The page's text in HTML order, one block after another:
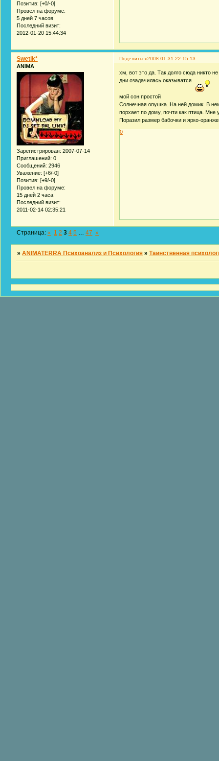
Позитив: [+0/-0]
Провел на форуме:
5 дней 7 часов
Последний визит:
2012-01-20 15:44:34
Поделиться2008-01-31 22:15:13
Swetik*
ANIMA
Зарегистрирован: 2007-07-14
Приглашений: 0
Сообщений: 2946
Уважение: [+6/-0]
Позитив: [+9/-0]
Провел на форуме:
15 дней 2 часа
Последний визит:
2011-02-14 02:35:21
хм, вот это да. Так долго сюда никто
дни озадачилась оказыватся
мой сон простой
Солнечная опушка. На ней домик. В
порхает по дому, почти как птица. Мне
Поразил размер бабочки и ярко-
0
Страница:« 1 2 3 4 5 … 47 »
»ANIMATERRA Психоанализ и Психология »Таинственная